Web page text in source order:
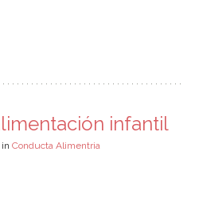
infantil
inConducta Alimentria